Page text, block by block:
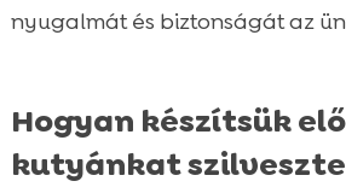
nyugalmát és biztonságát az
Hogyan készítsük
kutyánkat